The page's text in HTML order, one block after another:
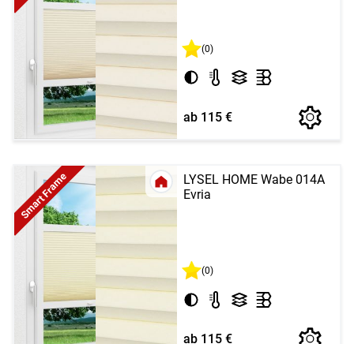
(0)
ab 115 €
LYSEL HOME Wabe 014A
Evria
Smart Frame
(0)
ab 115 €